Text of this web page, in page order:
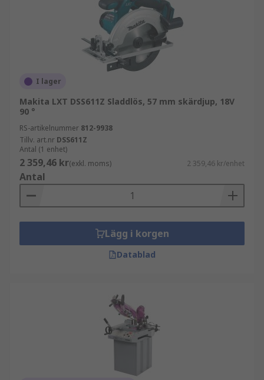
skärning genom olika material på det mest
effektiva sättet.
Var används elektriska sågar?
Elektriska sågar är extremt mångsidiga elverktyg
som används för många tillämpningar, inklusive
möbeltillverkning, hemrenovering, teknik och
många andra tillverkningsindustrier. De återfinns
troligen i någon av följande branscher:
Byggnation
Snickeri
Fordonsindustri
I lager
Makita LXT DSS611Z Sladdlös, 57 mm skärdjup, 18V
90 °
RS-artikelnummer 812-9938
Tillv. art.nr DSS611Z
Antal (1 enhet)
2 359,46 kr(exkl. moms) 2 359,46 kr/enhet
Antal
Lägg i korgen
Datablad